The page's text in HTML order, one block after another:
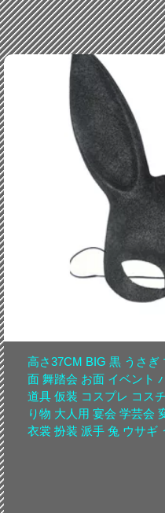
高さ37CM BIG 黒 うさぎ
面 舞踏会 お面 イベント
道具 仮装 コスプレ コス
り物 大人用 宴会 学芸会
衣裳 扮装 派手 兔 ウサギ